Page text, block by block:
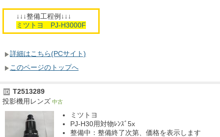
↓↓↓整備工程例↓↓↓
ミツトヨ PJ-H3000F
詳細はこちら(PCサイト)
このページのトップへ
ID T2513289
投影機用レンズ 中古
ミツトヨ
PJ-H30用対物ﾚﾝｽﾞ5x
整備中：整備終了次第、価格を表示します